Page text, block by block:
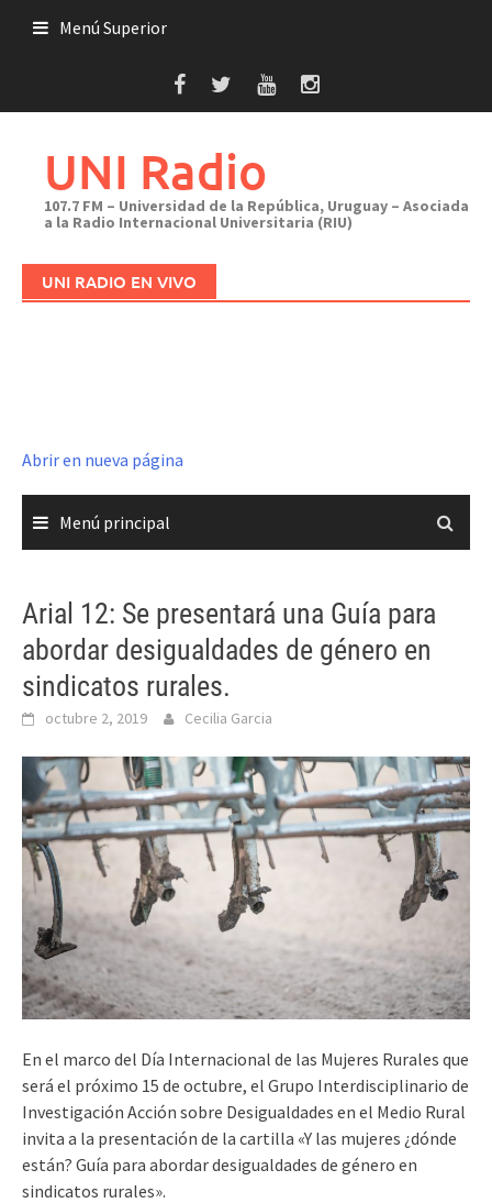
Menú Superior
UNI Radio
107.7 FM – Universidad de la República, Uruguay – Asociada
a la Radio Internacional Universitaria (RIU)
UNI RADIO EN VIVO
Abrir en nueva página
Menú principal
Arial 12: Se presentará una Guía para
abordar desigualdades de género en
sindicatos rurales.
octubre 2, 2019 Cecilia Garcia
En el marco del Día Internacional de las Mujeres Rurales que
será el próximo 15 de octubre, el Grupo Interdisciplinario de
Investigación Acción sobre Desigualdades en el Medio Rural
invita a la presentación de la cartilla «Y las mujeres ¿dónde
están? Guía para abordar desigualdades de género en
sindicatos rurales».